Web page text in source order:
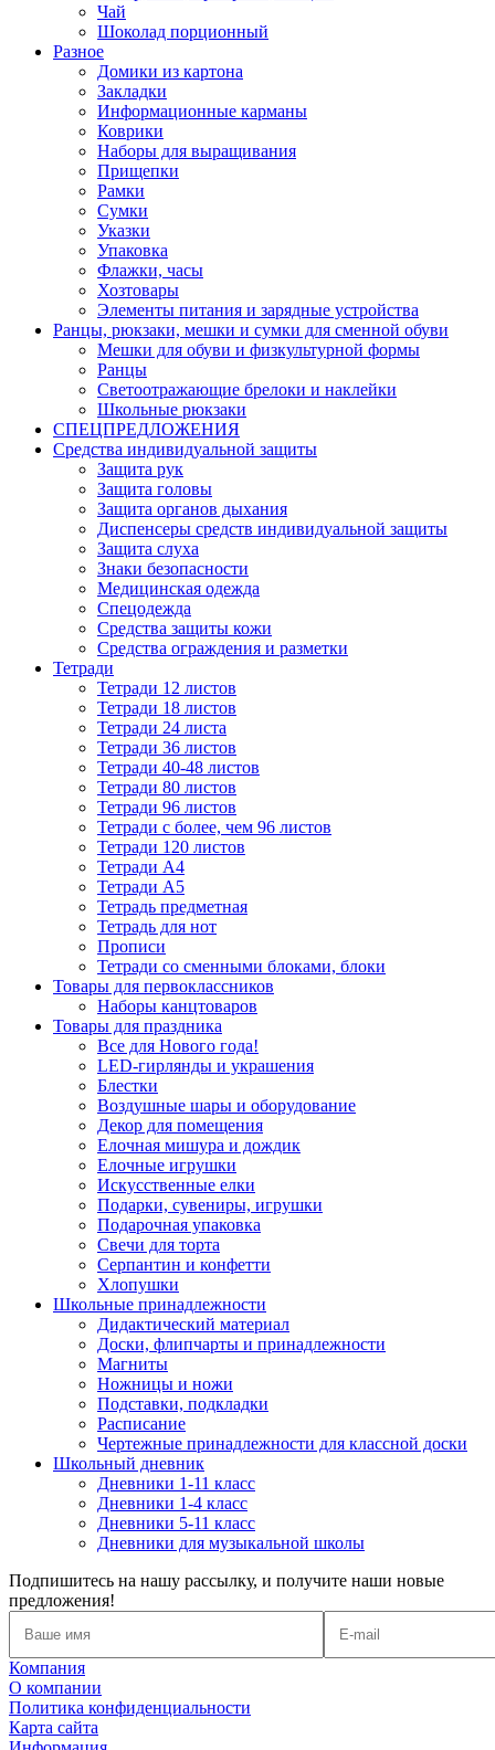
Чай
Шоколад порционный
Разное
Домики из картона
Закладки
Информационные карманы
Коврики
Наборы для выращивания
Прищепки
Рамки
Сумки
Указки
Упаковка
Флажки, часы
Хозтовары
Элементы питания и зарядные устройства
Ранцы, рюкзаки, мешки и сумки для сменной обуви
Мешки для обуви и физкультурной формы
Ранцы
Светоотражающие брелоки и наклейки
Школьные рюкзаки
СПЕЦПРЕДЛОЖЕНИЯ
Средства индивидуальной защиты
Защита рук
Защита головы
Защита органов дыхания
Диспенсеры средств индивидуальной защиты
Защита слуха
Знаки безопасности
Медицинская одежда
Спецодежда
Средства защиты кожи
Средства ограждения и разметки
Тетради
Тетради 12 листов
Тетради 18 листов
Тетради 24 листа
Тетради 36 листов
Тетради 40-48 листов
Тетради 80 листов
Тетради 96 листов
Тетради с более, чем 96 листов
Тетради 120 листов
Тетради А4
Тетради А5
Тетрадь предметная
Тетрадь для нот
Прописи
Тетради со сменными блоками, блоки
Товары для первоклассников
Наборы канцтоваров
Товары для праздника
Все для Нового года!
LED-гирлянды и украшения
Блестки
Воздушные шары и оборудование
Декор для помещения
Елочная мишура и дождик
Елочные игрушки
Искусственные елки
Подарки, сувениры, игрушки
Подарочная упаковка
Свечи для торта
Серпантин и конфетти
Хлопушки
Школьные принадлежности
Дидактический материал
Доски, флипчарты и принадлежности
Магниты
Ножницы и ножи
Подставки, подкладки
Расписание
Чертежные принадлежности для классной доски
Школьный дневник
Дневники 1-11 класс
Дневники 1-4 класс
Дневники 5-11 класс
Дневники для музыкальной школы
Подпишитесь на нашу рассылку, и получите наши новые
предложения!
Компания
О компании
Политика конфиденциальности
Карта сайта